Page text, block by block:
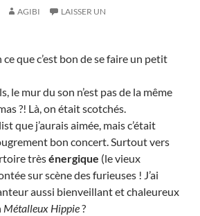
AGIBI
LAISSER UN
que c’est bon de se faire un petit
le mur du son n’est pas de la même
?! Là, on était scotchés.
que j’aurais aimée, mais c’était
bon concert. Surtout vers
trèsénergique (le vieux
sur scène des furieuses ! J’ai
aussi bienveillant et chaleureux
Métalleux Hippie?